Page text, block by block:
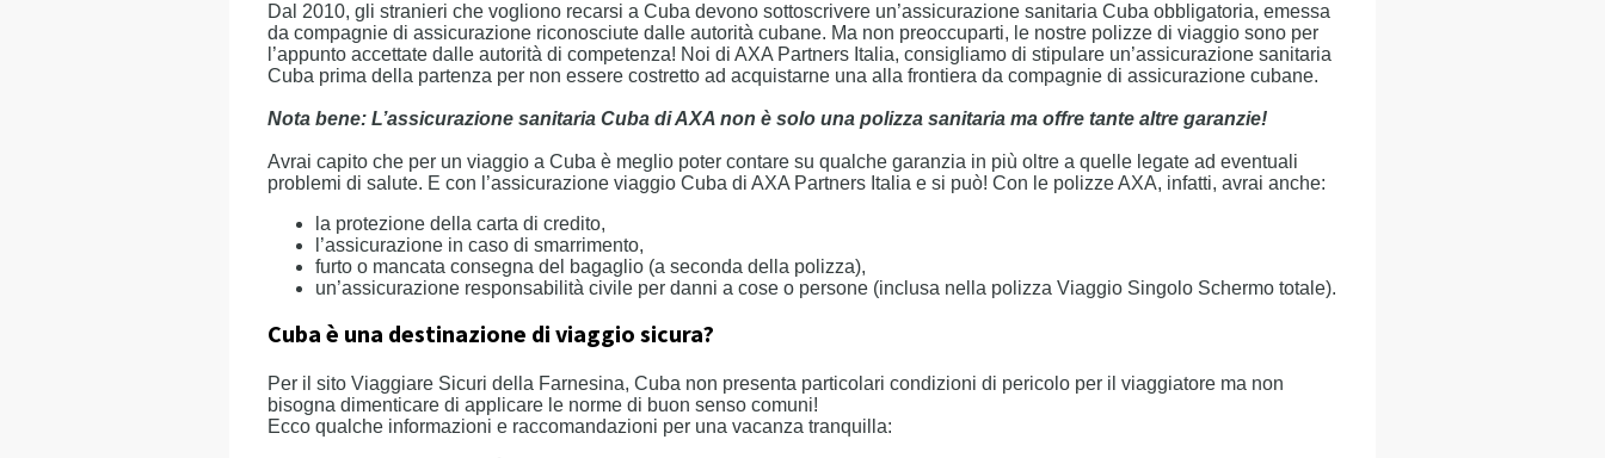
Dal 2010, gli stranieri che vogliono recarsi a Cuba devono sottoscrivere un’assicurazione sanitaria Cuba obbligatoria, emessa
da compagnie di assicurazione riconosciute dalle autorità cubane. Ma non preoccuparti, le nostre polizze di viaggio sono per
l’appunto accettate dalle autorità di competenza! Noi di AXA Partners Italia, consigliamo di stipulare un’assicurazione sanitaria
Cuba prima della partenza per non essere costretto ad acquistarne una alla frontiera da compagnie di assicurazione cubane.
Nota bene: L’assicurazione sanitaria Cuba di AXA non è solo una polizza sanitaria ma offre tante altre garanzie!
Avrai capito che per un viaggio a Cuba è meglio poter contare su qualche garanzia in più oltre a quelle legate ad eventuali
problemi di salute. E con l’assicurazione viaggio Cuba di AXA Partners Italia e si può! Con le polizze AXA, infatti, avrai anche:
la protezione della carta di credito,
l’assicurazione in caso di smarrimento,
furto o mancata consegna del bagaglio (a seconda della polizza),
un’assicurazione responsabilità civile per danni a cose o persone (inclusa nella polizza Viaggio Singolo Schermo totale).
Cuba è una destinazione di viaggio sicura?
Per il sito Viaggiare Sicuri della Farnesina, Cuba non presenta particolari condizioni di pericolo per il viaggiatore ma non
bisogna dimenticare di applicare le norme di buon senso comuni!
Ecco qualche informazioni e raccomandazioni per una vacanza tranquilla: